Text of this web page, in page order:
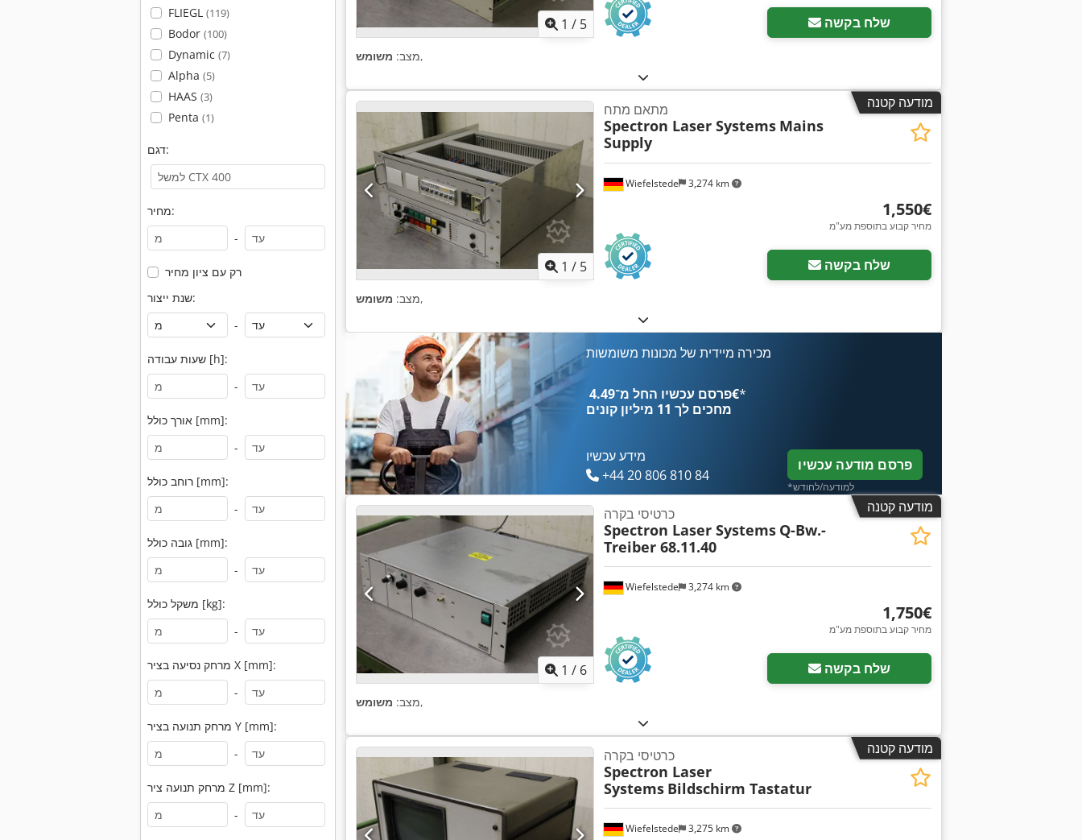
FLIEGL (119)
Bodor (100)
Dynamic (7)
Alpha (5)
HAAS (3)
Penta (1)
דגם:
מחיר:
-
רק עם ציון מחיר
שנת ייצור:
-
שעות עבודה [h]:
-
אורך כולל [mm]:
-
רוחב כולל [mm]:
-
גובה כולל [mm]:
-
משקל כולל [kg]:
-
מרחק נסיעה בציר X [mm]:
-
מרחק תנועה בציר Y [mm]:
-
מרחק תנועה ציר Z [mm]:
-
1 / 5 שלח בקשה
מצב: משומש ,
מודעה קטנה
1 / 5
Wiefelstede 3,274 km
מתאם מתח
Spectron Laser Systems Mains
Supply
‏1,550 ‏€
מחיר קבוע בתוספת מע"מ
שלח בקשה
מצב: משומש ,
מכירה מיידית של מכונות משומשות
פרסם עכשיו החל מ־‏4.49 ‏€*
מחכים לך 11 מיליון קונים
מידע עכשיו
+44 20 806 810 84
פרסם מודעה עכשיו
*למודעה/לחודש
מודעה קטנה
1 / 6
Wiefelstede 3,274 km
כרטיסי בקרה
Spectron Laser Systems Q-Bw.-
Treiber 68.11.40
‏1,750 ‏€
מחיר קבוע בתוספת מע"מ
שלח בקשה
מצב: משומש ,
מודעה קטנה
Wiefelstede 3,275 km
כרטיסי בקרה
Spectron Laser
Systems Bildschirm Tastatur